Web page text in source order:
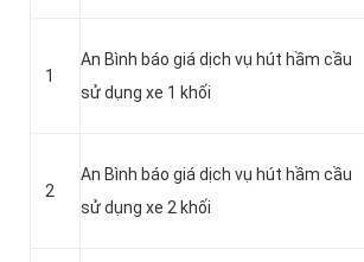
1
An Bình báo giá dịch vụ hút hầm cầu
sử dụng xe 1 khối
2
An Bình báo giá dịch vụ hút hầm cầu
sử dụng xe 2 khối